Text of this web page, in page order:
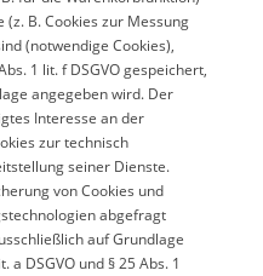
B. Cookies zur Messung
(notwendige Cookies),
1 lit. f DSGVO gespeichert,
angegeben wird. Der
Interesse an der
zur technisch
seiner Dienste.
von Cookies und
abgefragt
auf Grundlage
DSGVO und § 25 Abs. 1